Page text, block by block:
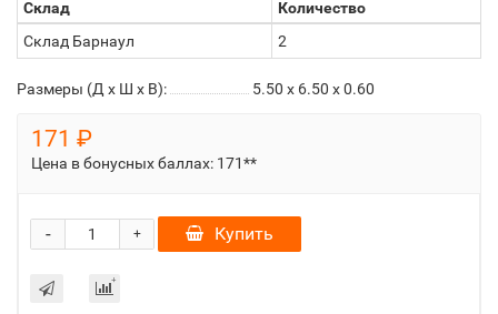
Склад
Количество
Склад Барнаул
2
Размеры (Д x Ш x В): 5.50 x 6.50 x 0.60
171 ₽
Цена в бонусных баллах: 171**
+
- Купить